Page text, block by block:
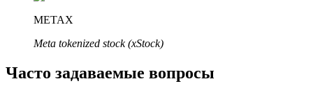
До 65% комиссии!
METAX
Meta tokenized stock (xStock)
Часто задаваемые вопросы